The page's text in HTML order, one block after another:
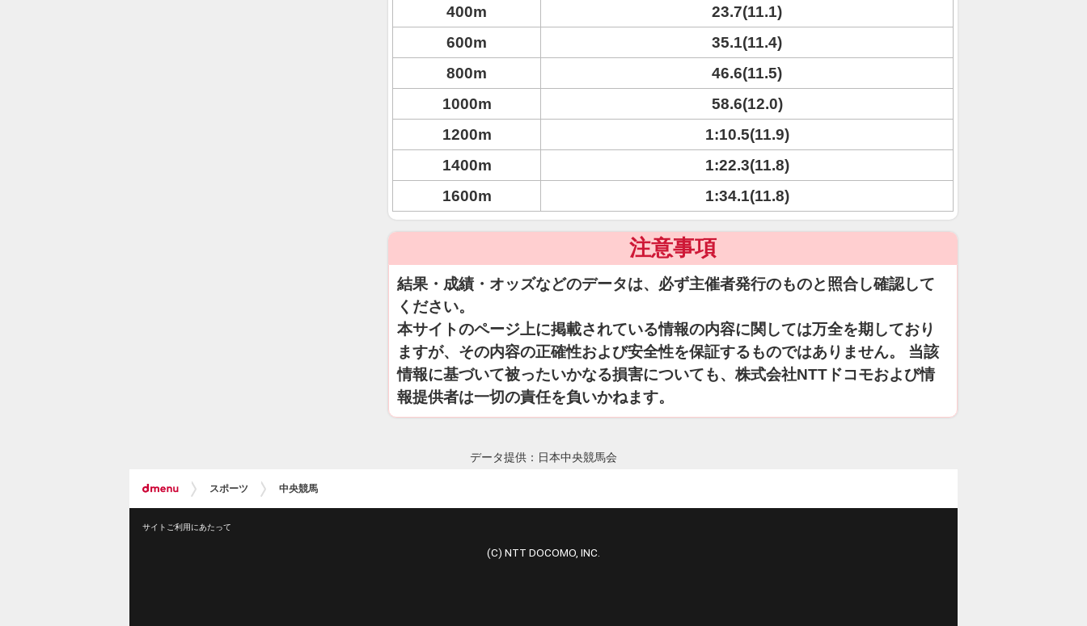
400m
23.7(11.1)
600m
35.1(11.4)
800m
46.6(11.5)
1000m
58.6(12.0)
1200m
1:10.5(11.9)
1400m
1:22.3(11.8)
1600m
1:34.1(11.8)
注意事項
結果・成績・オッズなどのデータは、必ず主催者発行のものと照合し確認して
ください。
本サイトのページ上に掲載されている情報の内容に関しては万全を期しており
ますが、その内容の正確性および安全性を保証するものではありません。 当該
情報に基づいて被ったいかなる損害についても、株式会社NTTドコモおよび情
報提供者は一切の責任を負いかねます。
データ提供：日本中央競馬会
スポーツ 中央競馬
サイトご利用にあたって
(C) NTT DOCOMO, INC.